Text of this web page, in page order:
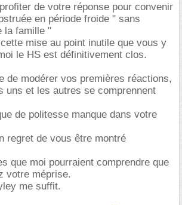
de votre réponse pour convenir
en période froide " sans
la famille "
mise au point inutile que vous y
le HS est définitivement clos.
de modérer vos premières réactions,
uns et les autres se comprennent
de politesse manque dans votre
regret de vous être montré
que moi pourraient comprendre que
votre méprise.
me suffit.